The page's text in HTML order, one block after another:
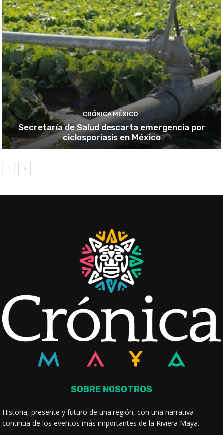
CRÓNICA MÉXICO
Secretaría de Salud descarta emergencia por
ciclosporiasis en México
SOBRE NOSOTROS
Historia, presente y futuro de una región, con una narrativa
continua de los eventos más importantes de la Riviera Maya.